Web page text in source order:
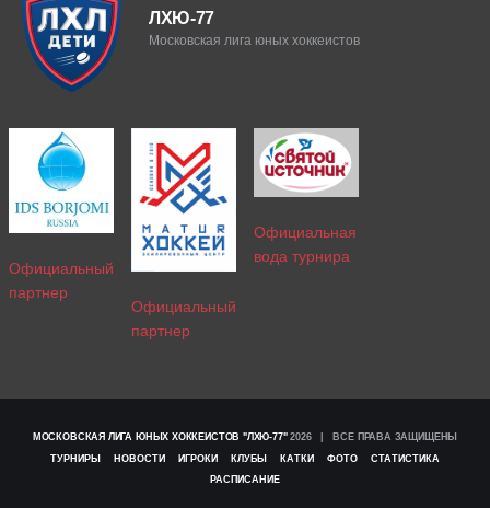
ЛХЮ-77
Московская лига юных хоккеистов
Официальный
партнер
Официальный
партнер
Официальная
вода турнира
МОСКОВСКАЯ ЛИГА ЮНЫХ ХОККЕИСТОВ "ЛХЮ-77"2026 | ВСЕ ПРАВА ЗАЩИЩЕНЫ
ТУРНИРЫ НОВОСТИ ИГРОКИ КЛУБЫ КАТКИ ФОТО
СТАТИСТИКА
РАСПИСАНИЕ